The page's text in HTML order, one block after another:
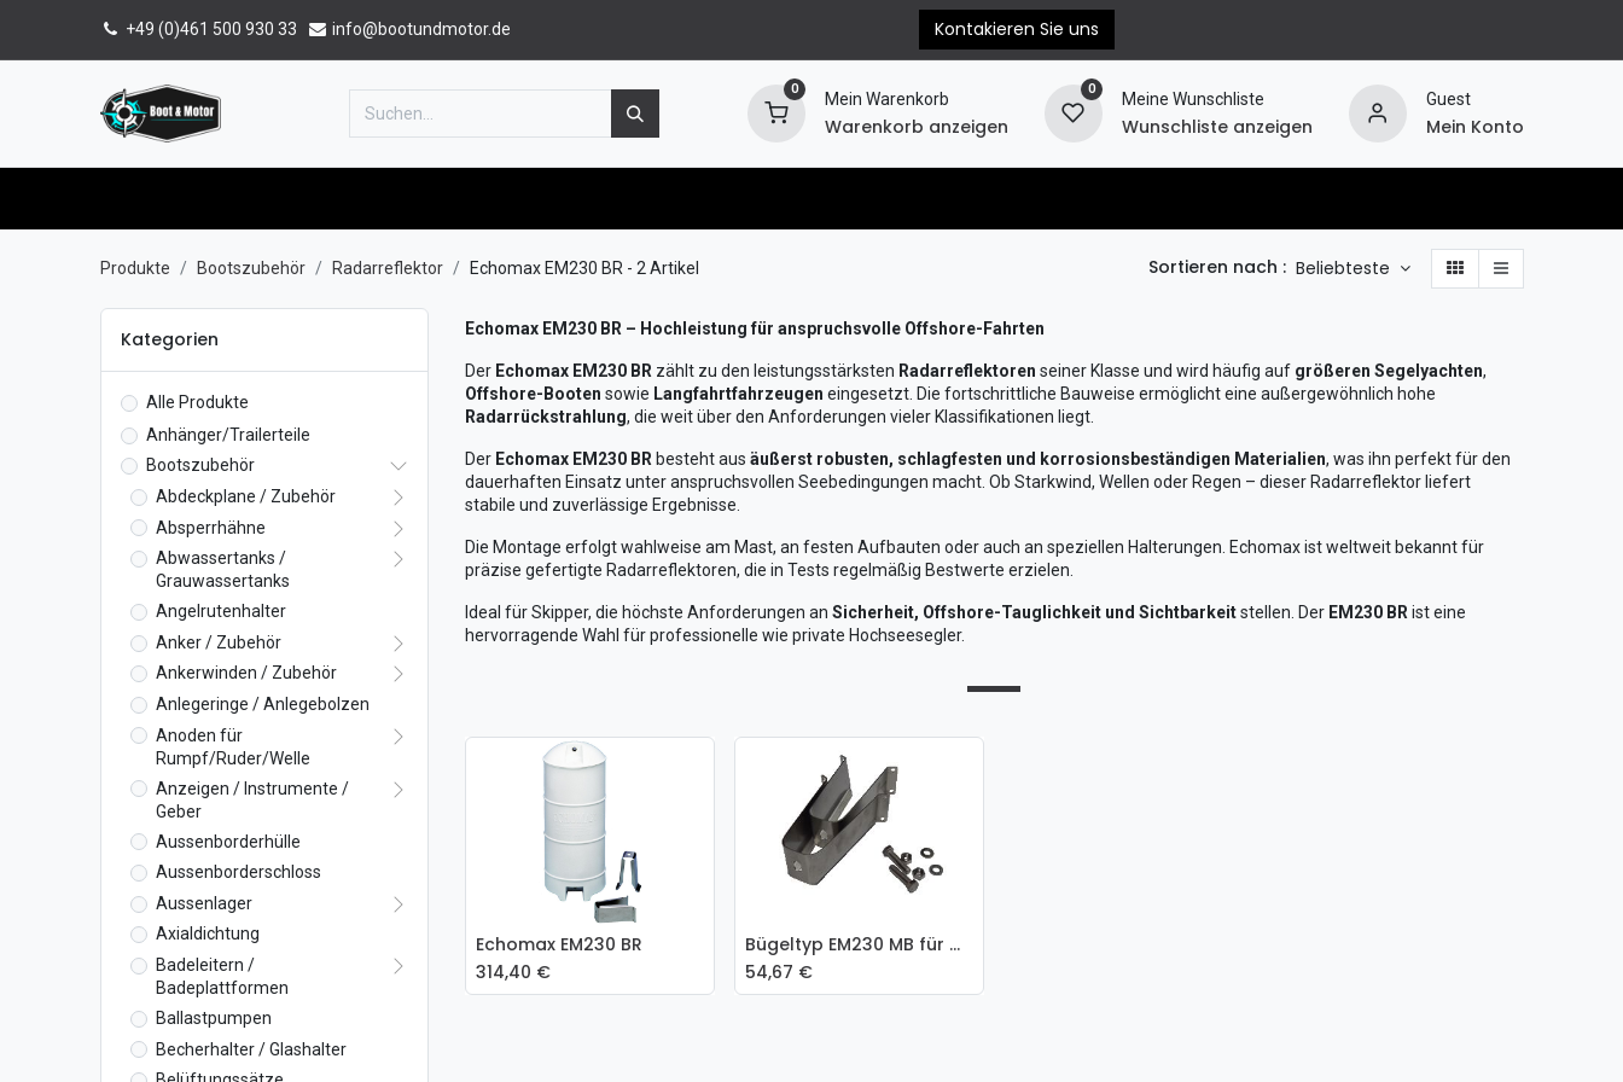
+49 (0)461 500 930 33 info@bootundmotor.de Kontakieren Sie uns
0
Mein Warenkorb
Warenkorb anzeigen
0
Meine Wunschliste
Wunschliste anzeigen
Guest
Mein Konto
Produkte Bootszubehör Radarreflektor Echomax EM230 BR - 2 Artikel Sortieren nach : Beliebteste
Kategorien
Alle Produkte
Anhänger/Trailerteile
Bootszubehör
Abdeckplane / Zubehör
Absperrhähne
Abwassertanks /
Grauwassertanks
Angelrutenhalter
Anker / Zubehör
Ankerwinden / Zubehör
Anlegeringe / Anlegebolzen
Anoden für
Rumpf/Ruder/Welle
Anzeigen / Instrumente /
Geber
Aussenborderhülle
Aussenborderschloss
Aussenlager
Axialdichtung
Badeleitern /
Badeplattformen
Ballastpumpen
Becherhalter / Glashalter
Echomax EM230 BR – Hochleistung für anspruchsvolle Offshore-Fahrten
Der Echomax EM230 BR zählt zu den leistungsstärksten Radarreflektoren seiner Klasse und wird häufig auf größeren Segelyachten,
Offshore-Booten sowie Langfahrtfahrzeugen eingesetzt. Die fortschrittliche Bauweise ermöglicht eine außergewöhnlich hohe
Radarrückstrahlung, die weit über den Anforderungen vieler Klassifikationen liegt.
Der Echomax EM230 BR besteht aus äußerst robusten, schlagfesten und korrosionsbeständigen Materialien, was ihn perfekt für den
dauerhaften Einsatz unter anspruchsvollen Seebedingungen macht. Ob Starkwind, Wellen oder Regen – dieser Radarreflektor liefert
stabile und zuverlässige Ergebnisse.
Die Montage erfolgt wahlweise am Mast, an festen Aufbauten oder auch an speziellen Halterungen. Echomax ist weltweit bekannt für
präzise gefertigte Radarreflektoren, die in Tests regelmäßig Bestwerte erzielen.
Ideal für Skipper, die höchste Anforderungen an Sicherheit, Offshore-Tauglichkeit und Sichtbarkeitstellen. Der EM230 BR ist eine
hervorragende Wahl für professionelle wie private Hochseesegler.
In den Warenkorb
Echomax EM230 BR
314,40 €
In den Warenkorb Bügeltyp EM230 MB für Mastmontage EM230
54,67 €